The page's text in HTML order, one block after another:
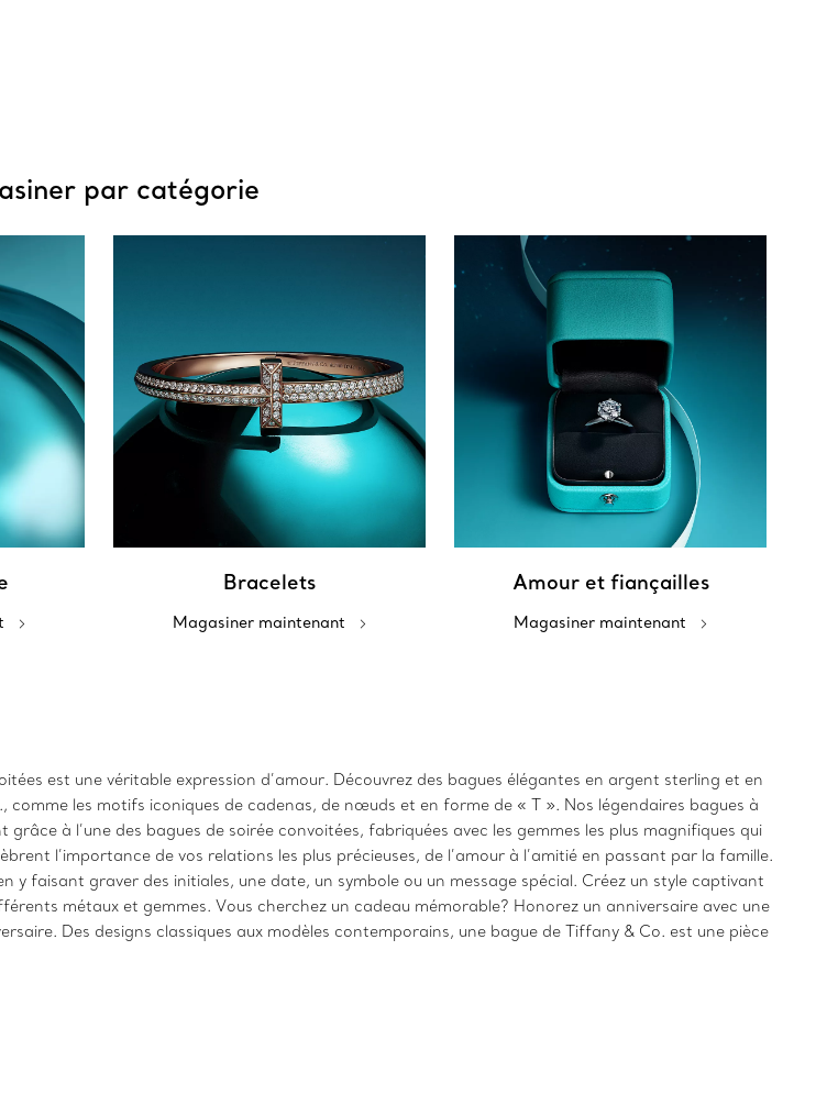
par catégorie
Bracelets
Magasiner maintenant
Amour et fiançailles
Magasiner maintenant
est une véritable expression d’amour. Découvrez des bagues élégantes en argent sterling et en
les motifs iconiques de cadenas, de nœuds et en forme de « T ». Nos légendaires bagues à
à l’une des bagues de soirée convoitées, fabriquées avec les gemmes les plus magnifiques qui
l’importance de vos relations les plus précieuses, de l’amour à l’amitié en passant par la famille.
y faisant graver des initiales, une date, un symbole ou un message spécial. Créez un style captivant
métaux et gemmes. Vous cherchez un cadeau mémorable? Honorez un anniversaire avec une
Des designs classiques aux modèles contemporains, une bague de Tiffany & Co. est une pièce